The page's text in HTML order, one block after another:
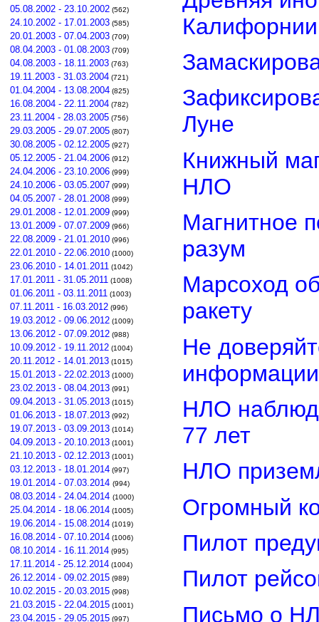
05.08.2002 - 23.10.2002 (562)
24.10.2002 - 17.01.2003 (585)
20.01.2003 - 07.04.2003 (709)
08.04.2003 - 01.08.2003 (709)
04.08.2003 - 18.11.2003 (763)
19.11.2003 - 31.03.2004 (721)
01.04.2004 - 13.08.2004 (825)
16.08.2004 - 22.11.2004 (782)
23.11.2004 - 28.03.2005 (756)
29.03.2005 - 29.07.2005 (807)
30.08.2005 - 02.12.2005 (927)
05.12.2005 - 21.04.2006 (912)
24.04.2006 - 23.10.2006 (999)
24.10.2006 - 03.05.2007 (999)
04.05.2007 - 28.01.2008 (999)
29.01.2008 - 12.01.2009 (999)
13.01.2009 - 07.07.2009 (966)
22.08.2009 - 21.01.2010 (996)
22.01.2010 - 22.06.2010 (1000)
23.06.2010 - 14.01.2011 (1042)
17.01.2011 - 31.05.2011 (1008)
01.06.2011 - 03.11.2011 (1003)
07.11.2011 - 16.03.2012 (996)
19.03.2012 - 09.06.2012 (1009)
13.06.2012 - 07.09.2012 (988)
10.09.2012 - 19.11.2012 (1004)
20.11.2012 - 14.01.2013 (1015)
15.01.2013 - 22.02.2013 (1000)
23.02.2013 - 08.04.2013 (991)
09.04.2013 - 31.05.2013 (1015)
01.06.2013 - 18.07.2013 (992)
19.07.2013 - 03.09.2013 (1014)
04.09.2013 - 20.10.2013 (1001)
21.10.2013 - 02.12.2013 (1001)
03.12.2013 - 18.01.2014 (997)
19.01.2014 - 07.03.2014 (994)
08.03.2014 - 24.04.2014 (1000)
25.04.2014 - 18.06.2014 (1005)
19.06.2014 - 15.08.2014 (1019)
16.08.2014 - 07.10.2014 (1006)
08.10.2014 - 16.11.2014 (995)
17.11.2014 - 25.12.2014 (1004)
26.12.2014 - 09.02.2015 (989)
10.02.2015 - 20.03.2015 (998)
21.03.2015 - 22.04.2015 (1001)
23.04.2015 - 29.05.2015 (997)
Калифорнии
Луне
Книжный
НЛО
Магнитное
разум
Марсоход
ракету
Не
информации
НЛО
77 лет
НЛО
Огромный
Пилот
Пилот
Письмо о